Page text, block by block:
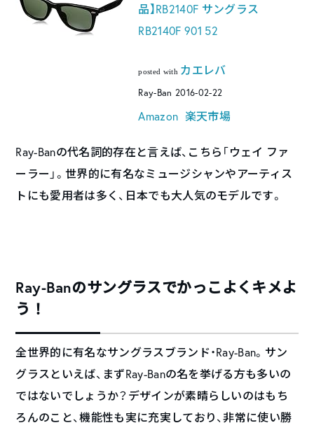
品】RB2140F サングラス
RB2140F 901 52
posted with カエレバ
Ray-Ban 2016-02-22
Amazon 楽天市場
Ray-Banの代名詞的存在と言えば、こちら「ウェイ ファ
ーラー」。世界的に有名なミュージシャンやアーティス
トにも愛用者は多く、日本でも大人気のモデルです。
Ray-Banのサングラスでかっこよくキメよ
う！
全世界的に有名なサングラスブランド・Ray-Ban。サン
グラスといえば、まずRay-Banの名を挙げる方も多いの
ではないでしょうか？デザインが素晴らしいのはもち
ろんのこと、機能性も実に充実しており、非常に使い勝